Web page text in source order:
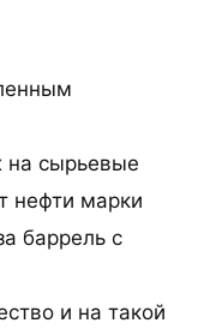
на сырьевые
нефти марки
баррель с
и на такой